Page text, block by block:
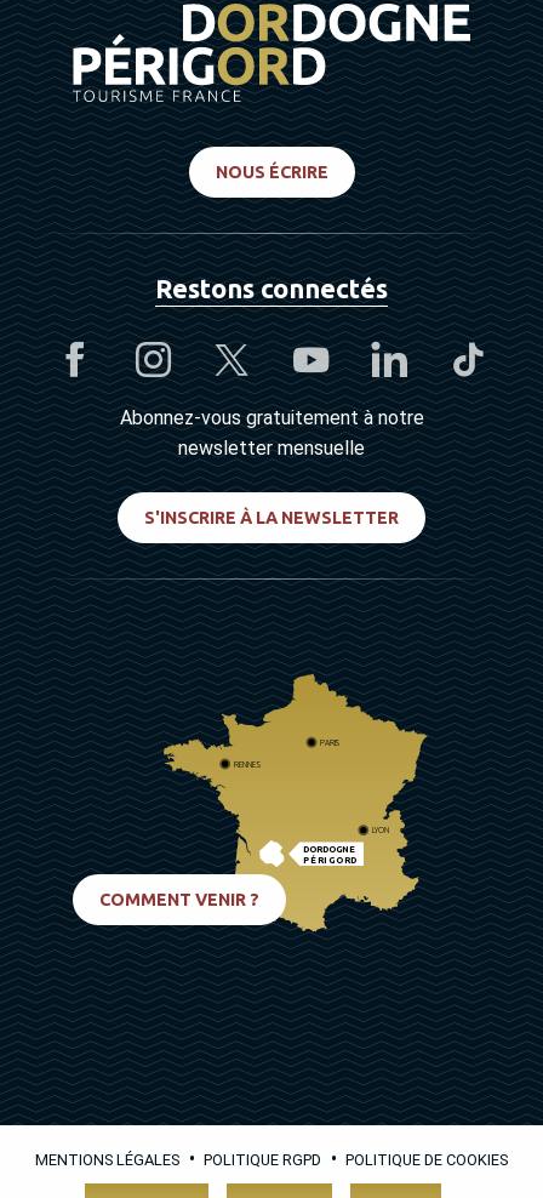
NOUS ÉCRIRE
Restons connectés
Abonnez-vous gratuitement à notre
newsletter mensuelle
S'INSCRIRE À LA NEWSLETTER
DORDOGNE
PÉRIGORD
PARIS
RENNES
LYON
COMMENT VENIR ?
MENTIONS LÉGALES • POLITIQUE RGPD • POLITIQUE DE COOKIES